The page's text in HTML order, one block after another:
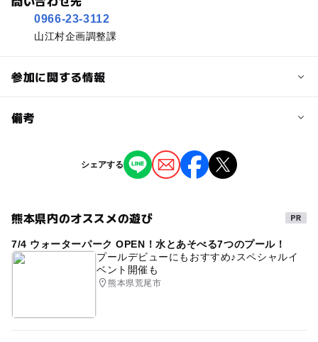
0966-23-3112
山江村企画調整課
参加に関する情報
予約/応募
備考
※掲載の情報は天候や主催者側の都合などにより変更にな
ることがあります。
シェアする
熊本県内のオススメの遊び
7/4 ウォーターパーク OPEN！水とあそべる7つのプール！
プールデビューにもおすすめ♪スペシャルイ
ベント開催も
熊本県荒尾市